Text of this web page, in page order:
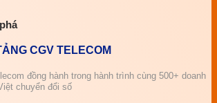
CGV TELECOM
đồng hành trong hành trình cùng 500+ doanh
chuyển đổi số